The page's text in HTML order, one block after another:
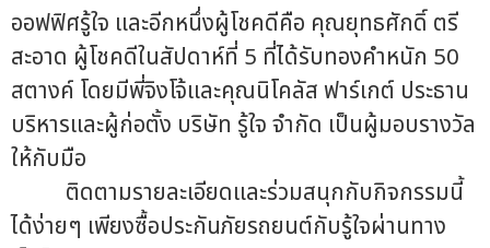
ออฟฟิศรู้ใจ และอีกหนึ่งผู้โชคดีคือ คุณยุทธศักดิ์ ตรี
สะอาด ผู้โชคดีในสัปดาห์ที่ 5 ที่ได้รับทองคำหนัก 50
สตางค์ โดยมีพี่จิงโจ้และคุณนิโคลัส ฟาร์เกต์ ประธาน
บริหารและผู้ก่อตั้ง บริษัท รู้ใจ จำกัด เป็นผู้มอบรางวัล
ให้กับมือ
ติดตามรายละเอียดและร่วมสนุกกับกิจกรรมนี้
ได้ง่ายๆ เพียงซื้อประกันภัยรถยนต์กับรู้ใจผ่านทาง